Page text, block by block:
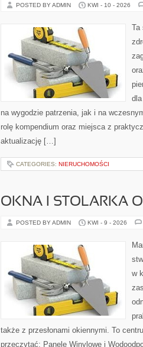
POSTED BY ADMIN KWI - 10 - 2026
Ta
na wygodzie patrzenia, jak i na
rolę kompendium oraz miejsca z
aktualizację […]
CATEGORIES: NIERUCHOMOŚCI
OKNA I STOLARKA
POSTED BY ADMIN KWI - 9 - 2026
w
także z przesłonami okiennymi. To
przeczytać: Panele Winylowe i